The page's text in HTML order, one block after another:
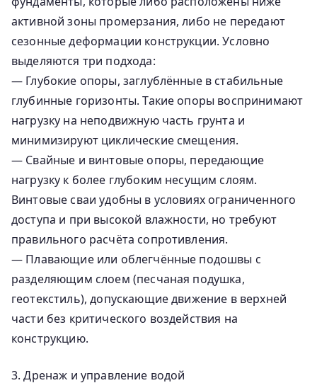
активной зоны промерзания, либо не передают
сезонные деформации конструкции. Условно
выделяются три подхода:
— Глубокие опоры, заглублённые в стабильные
глубинные горизонты. Такие опоры воспринимают
нагрузку на неподвижную часть грунта и
минимизируют циклические смещения.
— Свайные и винтовые опоры, передающие
нагрузку к более глубоким несущим слоям.
Винтовые сваи удобны в условиях ограниченного
доступа и при высокой влажности, но требуют
правильного расчёта сопротивления.
— Плавающие или облегчённые подошвы с
разделяющим слоем (песчаная подушка,
геотекстиль), допускающие движение в верхней
части без критического воздействия на
конструкцию.
3. Дренаж и управление водой